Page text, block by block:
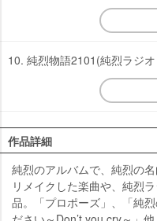
10. 純烈物語2101(純烈ラジ
作品詳細
純烈のアルバムで、純烈の
リメイクした楽曲や、純烈
品。「プロポーズ」、「純